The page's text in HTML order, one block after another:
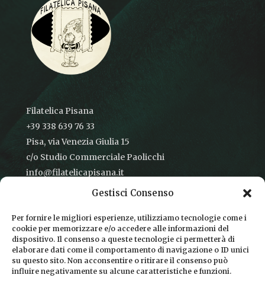
Gestisci Consenso
Per fornire le migliori esperienze, utilizziamo tecnologie come i
cookie per memorizzare e/o accedere alle informazioni del
dispositivo. Il consenso a queste tecnologie ci permetterà di
elaborare dati come il comportamento di navigazione o ID unici
su questo sito. Non acconsentire o ritirare il consenso può
influire negativamente su alcune caratteristiche e funzioni.
Filatelica Pisana
+39 338 639 76 33
Pisa, via Venezia Giulia 15
c/o Studio Commerciale Paolicchi
info@filatelicapisana.it
CONDIZIONI DI VENDITA
INFORMATIVA SULLA PRIVACY
COOKIE POLICY